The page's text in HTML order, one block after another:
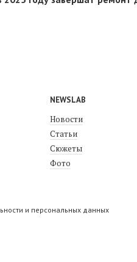
NEWSLAB
Новости
Статьи
Сюжеты
Фото
и персональных данных